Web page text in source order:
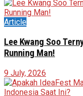
Article
Lee Kwang Soo
Running Man!
9 July, 2026